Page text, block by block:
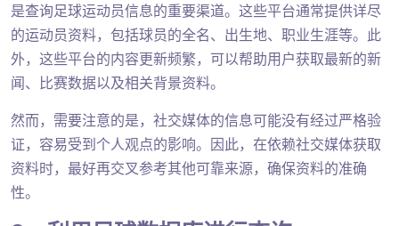
是查询足球运动员信息的重要渠道。这些平台通常提供详尽
的运动员资料，包括球员的全名、出生地、职业生涯等。此
外，这些平台的内容更新频繁，可以帮助用户获取最新的新
闻、比赛数据以及相关背景资料。
然而，需要注意的是，社交媒体的信息可能没有经过严格验
证，容易受到个人观点的影响。因此，在依赖社交媒体获取
资料时，最好再交叉参考其他可靠来源，确保资料的准确
性。